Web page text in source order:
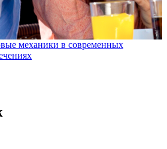
механики в современных